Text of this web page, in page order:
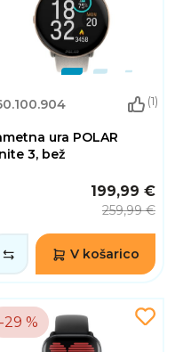
(1)
ura POLAR
3, bež
199,99 €
259,99 €
V košarico
-29 %